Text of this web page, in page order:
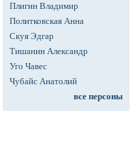
Плигин Владимир
Политковская Анна
Скуя Эдгар
Тишанин Александр
Уго Чавес
Чубайс Анатолий
все персоны